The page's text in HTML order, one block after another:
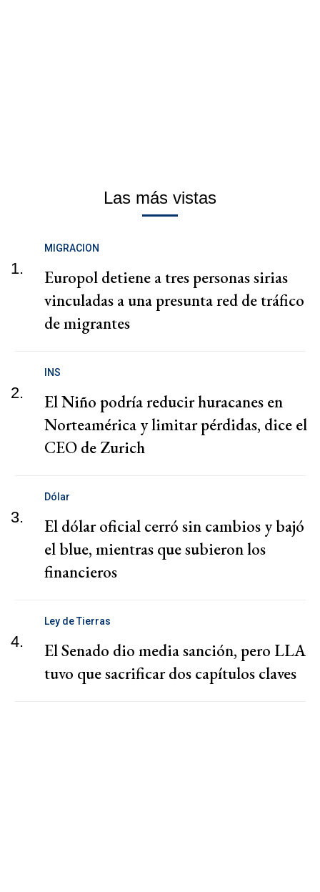
Las más vistas
1.
MIGRACION
Europol detiene a tres personas sirias
vinculadas a una presunta red de tráfico
de migrantes
2.
INS
El Niño podría reducir huracanes en
Norteamérica y limitar pérdidas, dice el
CEO de Zurich
3.
Dólar
El dólar oficial cerró sin cambios y bajó
el blue, mientras que subieron los
financieros
4.
Ley de Tierras
El Senado dio media sanción, pero LLA
tuvo que sacrificar dos capítulos claves